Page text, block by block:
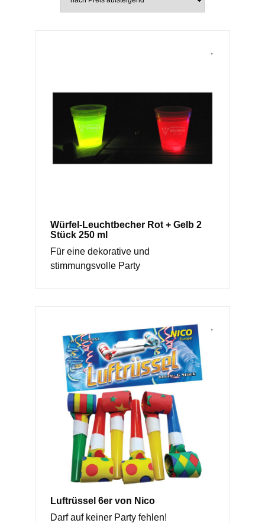
Würfel-Leuchtbecher Rot + Gelb 2
Stück 250 ml
Für eine dekorative und
stimmungsvolle Party
Luftrüssel 6er von Nico
Darf auf keiner Party fehlen!